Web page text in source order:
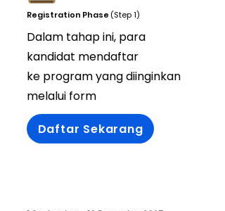
Dalam tahap ini, para
kandidat mendaftar
ke program yang diinginkan
melalui form
Registration Phase (Step 1)
Daftar Sekarang